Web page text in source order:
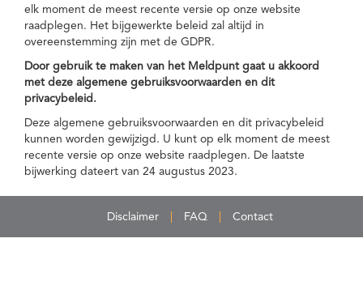
elk moment de meest recente versie op onze website
raadplegen. Het bijgewerkte beleid zal altijd in
overeenstemming zijn met de GDPR.
Door gebruik te maken van het Meldpunt gaat u akkoord
met deze algemene gebruiksvoorwaarden en dit
privacybeleid.
Deze algemene gebruiksvoorwaarden en dit privacybeleid
kunnen worden gewijzigd. U kunt op elk moment de meest
recente versie op onze website raadplegen. De laatste
bijwerking dateert van 24 augustus 2023.
Disclaimer FAQ Contact